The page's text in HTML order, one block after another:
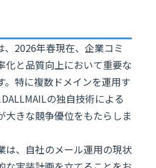
2026年春現在、企業コミ
化と品質向上において重要な
。特に複数ドメインを運用す
の独自技術による
大きな競争優位をもたらしま
は、自社のメール運用の現状